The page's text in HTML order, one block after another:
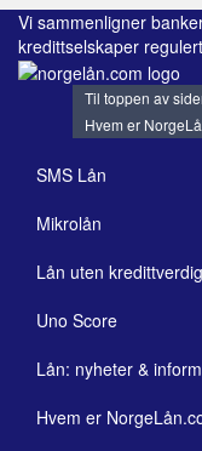
Vi sammenligner
kredittselskaper
Til toppen av
Hvem er
SMS Lån
Mikrolån
Lån uten
Uno Score
Lån: nyheter &
Hvem er